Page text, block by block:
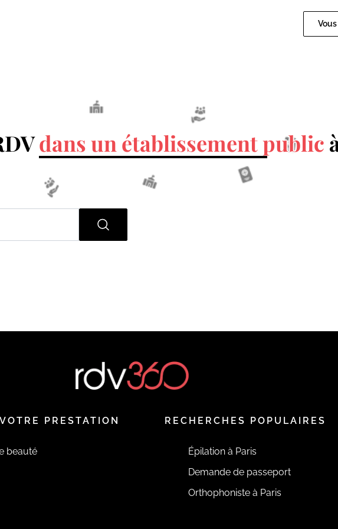
dans un établissement public
PRESTATION
beauté
RECHERCHES POPULAIRES
Épilation à Paris
Demande de passeport
Orthophoniste à Paris